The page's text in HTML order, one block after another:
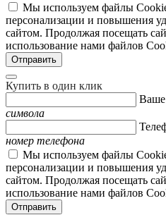
Мы используем файлы
персонализации и повышения
сайтом. Продолжая посещать
использование нами файлов
Купить в один клик
символа
номер телефона
Мы используем файлы
персонализации и повышения
сайтом. Продолжая посещать
использование нами файлов